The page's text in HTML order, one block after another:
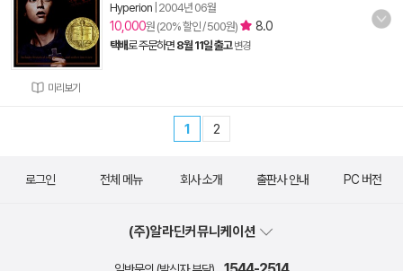
미리보기
Hyperion 2004년 06월
10,000원 (20% 할인 / 500원) 8.0
택배로 주문하면 8월 11일 출고 변경
1 2
로그인 전체 메뉴 회사 소개 출판사 안내 PC 버전
(주)알라딘커뮤니케이션